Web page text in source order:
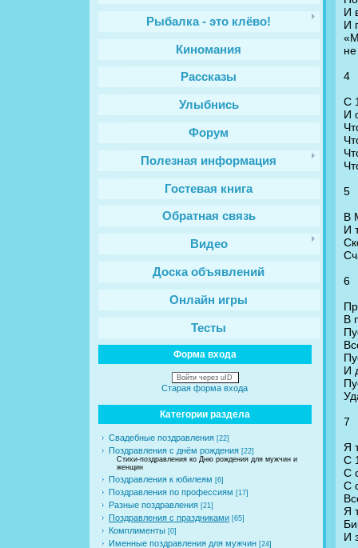
Рыбалка - это клёво!
Киномания
Рассказы
Улыбнись
Форум
Полезная информация
Гостевая книга
Обратная связь
Видео
Доска объявлений
Онлайн игры
Тесты
Форма входа
Войти через uID
Старая форма входа
Категории раздела
Свадебные поздравления [22]
Поздравления с днём рождения [22]
Стихи-поздравления ко Дню рождения для мужчин и
женщин
Поздравления к юбилеям [6]
Поздравления по профессиям [17]
Разные поздравления [21]
Поздравления с праздниками [65]
Комплименты [0]
Именные поздравления для мужчин [24]
И
И
4
С
И
5
В
И
6
В
И
7
Я
С
С
С
Я
И